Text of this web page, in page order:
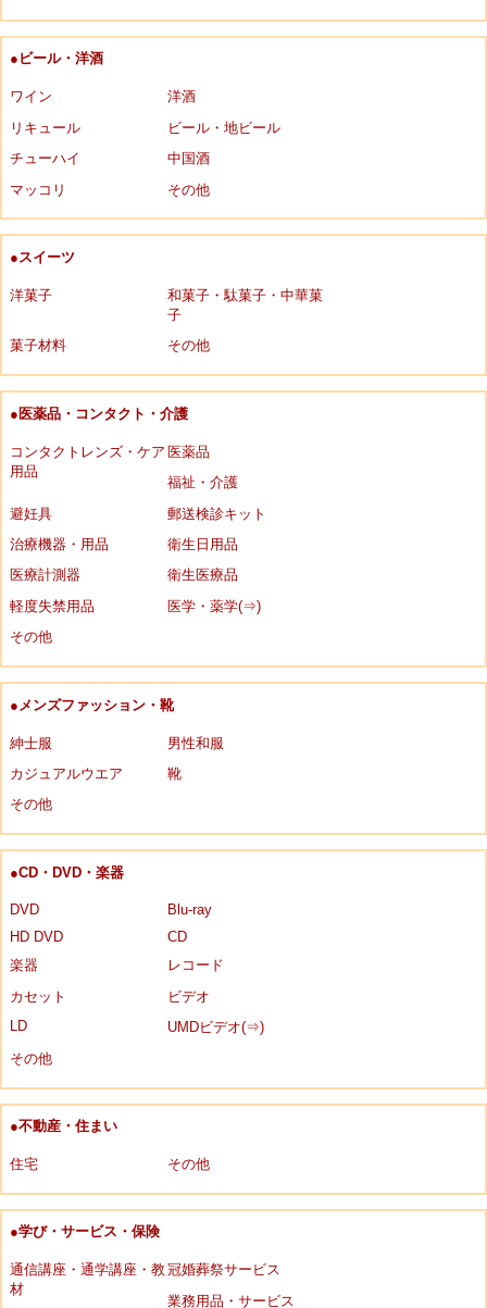
●ビール・洋酒
ワイン
洋酒
リキュール
ビール・地ビール
チューハイ
中国酒
マッコリ
その他
●スイーツ
洋菓子
和菓子・駄菓子・中華菓
子
菓子材料
その他
●医薬品・コンタクト・介護
コンタクトレンズ・ケア
用品
医薬品
福祉・介護
避妊具
郵送検診キット
治療機器・用品
衛生日用品
医療計測器
衛生医療品
軽度失禁用品
医学・薬学(⇒)
その他
●メンズファッション・靴
紳士服
男性和服
カジュアルウエア
靴
その他
●CD・DVD・楽器
DVD
Blu-ray
HD DVD
CD
楽器
レコード
カセット
ビデオ
LD
UMDビデオ(⇒)
その他
●不動産・住まい
住宅 その他
●学び・サービス・保険
通信講座・通学講座・教
材
冠婚葬祭サービス
業務用品・サービス